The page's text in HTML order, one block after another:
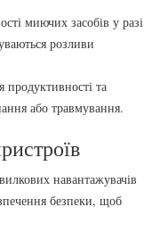
миючих засобів у разі
розливи
продуктивності та
або травмування.
навантажувачів
безпеки, щоб